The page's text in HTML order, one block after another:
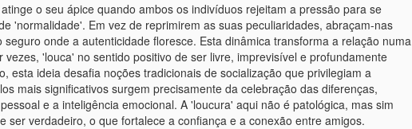
o seu ápice quando ambos os indivíduos rejeitam a pressão para se
'normalidade'. Em vez de reprimirem as suas peculiaridades, abraçam-nas
onde a autenticidade floresce. Esta dinâmica transforma a relação numa
'louca' no sentido positivo de ser livre, imprevisível e profundamente
esta ideia desafia noções tradicionais de socialização que privilegiam a
mais significativos surgem precisamente da celebração das diferenças,
e a inteligência emocional. A 'loucura' aqui não é patológica, mas sim
ser verdadeiro, o que fortalece a confiança e a conexão entre amigos.